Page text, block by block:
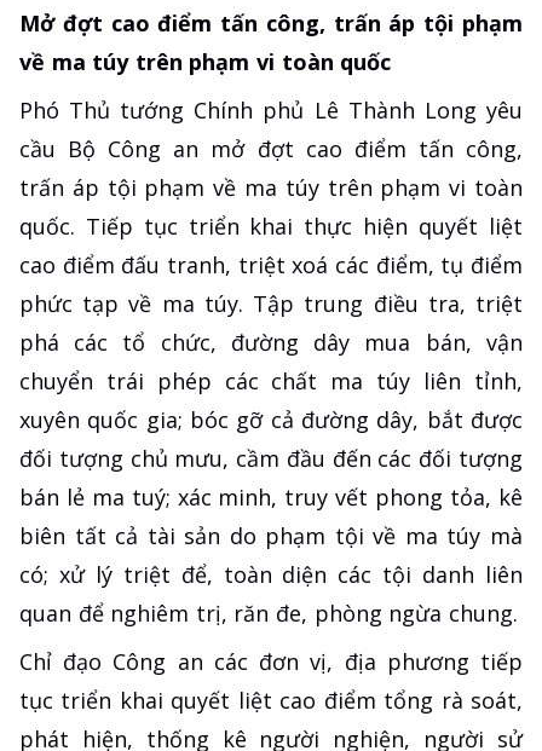
Mở đợt cao điểm tấn công, trấn áp tội phạm
về ma túy trên phạm vi toàn quốc
Phó Thủ tướng Chính phủ Lê Thành Long yêu
cầu Bộ Công an mở đợt cao điểm tấn công,
trấn áp tội phạm về ma túy trên phạm vi toàn
quốc. Tiếp tục triển khai thực hiện quyết liệt
cao điểm đấu tranh, triệt xoá các điểm, tụ điểm
phức tạp về ma túy. Tập trung điều tra, triệt
phá các tổ chức, đường dây mua bán, vận
chuyển trái phép các chất ma túy liên tỉnh,
xuyên quốc gia; bóc gỡ cả đường dây, bắt được
đối tượng chủ mưu, cầm đầu đến các đối tượng
bán lẻ ma tuý; xác minh, truy vết phong tỏa, kê
biên tất cả tài sản do phạm tội về ma túy mà
có; xử lý triệt để, toàn diện các tội danh liên
quan để nghiêm trị, răn đe, phòng ngừa chung.
Chỉ đạo Công an các đơn vị, địa phương tiếp
tục triển khai quyết liệt cao điểm tổng rà soát,
phát hiện, thống kê người nghiện, người sử